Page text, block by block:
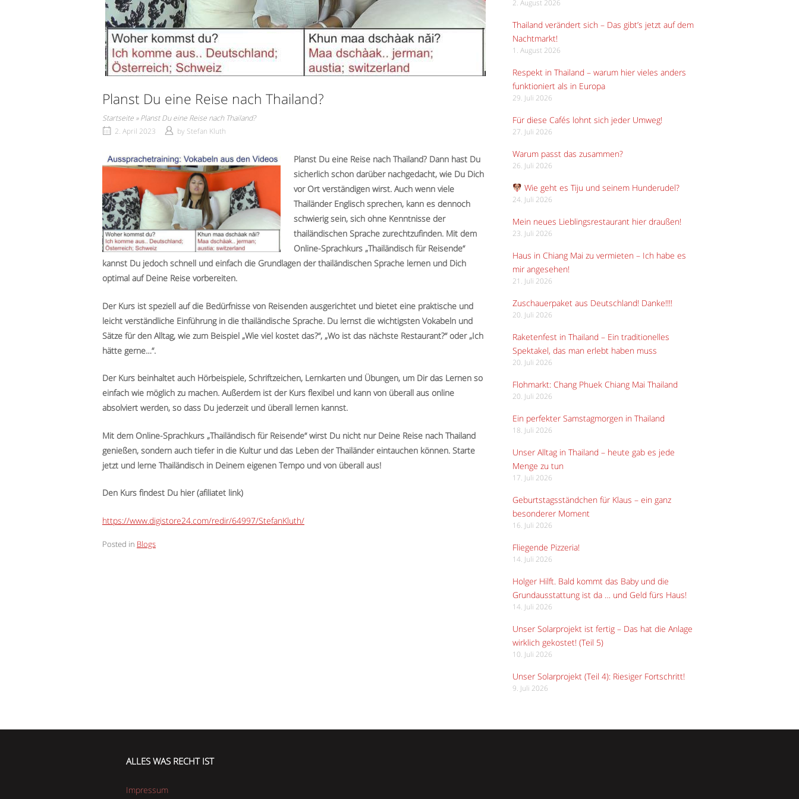
Planst Du eine Reise nach Thailand?
Startseite »Planst Du eine Reise nach Thailand?
2. April 2023
by Stefan Kluth
Planst Du eine Reise nach Thailand? Dann hast Du
sicherlich schon darüber nachgedacht, wie Du Dich
vor Ort verständigen wirst. Auch wenn viele
Thailänder Englisch sprechen, kann es dennoch
schwierig sein, sich ohne Kenntnisse der
thailändischen Sprache zurechtzufinden. Mit dem
Online-Sprachkurs „Thailändisch für Reisende“
kannst Du jedoch schnell und einfach die Grundlagen der thailändischen Sprache lernen und Dich
optimal auf Deine Reise vorbereiten.
Der Kurs ist speziell auf die Bedürfnisse von Reisenden ausgerichtet und bietet eine praktische und
leicht verständliche Einführung in die thailändische Sprache. Du lernst die wichtigsten Vokabeln und
Sätze für den Alltag, wie zum Beispiel „Wie viel kostet das?“, „Wo ist das nächste Restaurant?“ oder „Ich
hätte gerne…“.
Der Kurs beinhaltet auch Hörbeispiele, Schriftzeichen, Lernkarten und Übungen, um Dir das Lernen so
einfach wie möglich zu machen. Außerdem ist der Kurs flexibel und kann von überall aus online
absolviert werden, so dass Du jederzeit und überall lernen kannst.
Mit dem Online-Sprachkurs „Thailändisch für Reisende“ wirst Du nicht nur Deine Reise nach Thailand
genießen, sondern auch tiefer in die Kultur und das Leben der Thailänder eintauchen können. Starte
jetzt und lerne Thailändisch in Deinem eigenen Tempo und von überall aus!
Den Kurs findest Du hier (afiliatet link)
https://www.digistore24.com/redir/64997/StefanKluth/
Posted in Blogs
2. August 2026
Thailand verändert sich – Das gibt’s jetzt auf dem
Nachtmarkt!
1. August 2026
Respekt in Thailand – warum hier vieles anders
funktioniert als in Europa
29. Juli 2026
Für diese Cafés lohnt sich jeder Umweg!
27. Juli 2026
Warum passt das zusammen?
26. Juli 2026
Wie geht es Tiju und seinem Hunderudel?
24. Juli 2026
Mein neues Lieblingsrestaurant hier draußen!
23. Juli 2026
Haus in Chiang Mai zu vermieten – Ich habe es
mir angesehen!
21. Juli 2026
Zuschauerpaket aus Deutschland! Danke!!!!
20. Juli 2026
Raketenfest in Thailand – Ein traditionelles
Spektakel, das man erlebt haben muss
20. Juli 2026
Flohmarkt: Chang Phuek Chiang Mai Thailand
20. Juli 2026
Ein perfekter Samstagmorgen in Thailand
18. Juli 2026
Unser Alltag in Thailand – heute gab es jede
Menge zu tun
17. Juli 2026
Geburtstagsständchen für Klaus – ein ganz
besonderer Moment
16. Juli 2026
Fliegende Pizzeria!
14. Juli 2026
Holger Hilft. Bald kommt das Baby und die
Grundausstattung ist da … und Geld fürs Haus!
14. Juli 2026
Unser Solarprojekt ist fertig – Das hat die Anlage
wirklich gekostet! (Teil 5)
10. Juli 2026
Unser Solarprojekt (Teil 4): Riesiger Fortschritt!
9. Juli 2026
ALLES WAS RECHT IST
Impressum